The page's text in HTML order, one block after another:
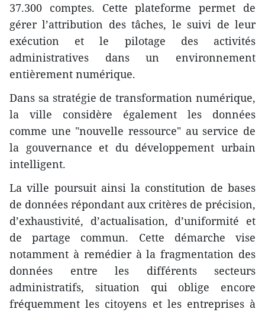
37.300 comptes. Cette plateforme permet de
gérer l’attribution des tâches, le suivi de leur
exécution et le pilotage des activités
administratives dans un environnement
entièrement numérique.
Dans sa stratégie de transformation numérique,
la ville considère également les données
comme une "nouvelle ressource" au service de
la gouvernance et du développement urbain
intelligent.
La ville poursuit ainsi la constitution de bases
de données répondant aux critères de précision,
d’exhaustivité, d’actualisation, d’uniformité et
de partage commun. Cette démarche vise
notamment à remédier à la fragmentation des
données entre les différents secteurs
administratifs, situation qui oblige encore
fréquemment les citoyens et les entreprises à